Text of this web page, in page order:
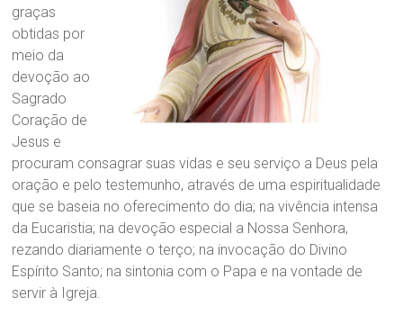
graças
obtidas por
meio da
devoção ao
Sagrado
Coração de
Jesus e
procuram consagrar suas vidas e seu serviço a Deus pela
oração e pelo testemunho, através de uma espiritualidade
que se baseia no oferecimento do dia; na vivência intensa
da Eucaristia; na devoção especial a Nossa Senhora,
rezando diariamente o terço; na invocação do Divino
Espírito Santo; na sintonia com o Papa e na vontade de
servir à Igreja.